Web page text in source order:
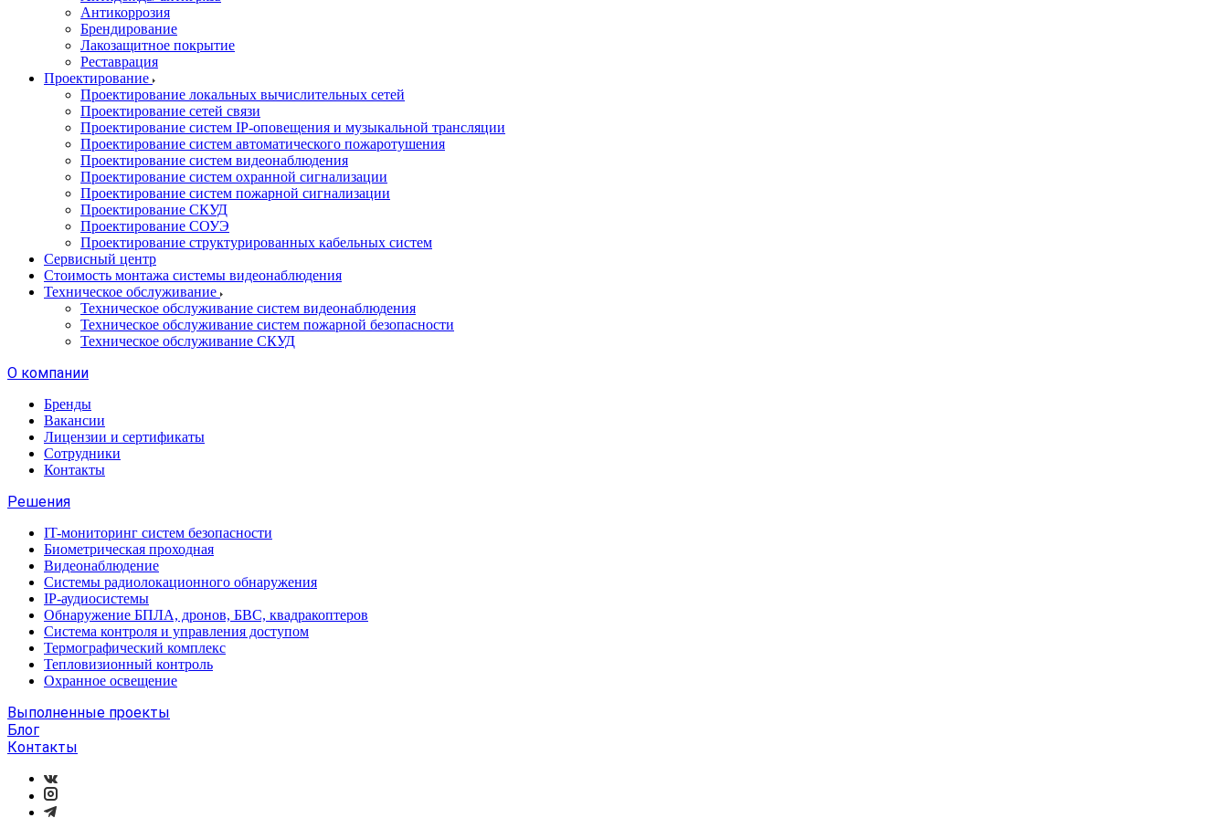
Антикоррозия
Брендирование
Лакозащитное покрытие
Реставрация
Проектирование
Проектирование локальных вычислительных сетей
Проектирование сетей связи
Проектирование систем IP-оповещения и музыкальной трансляции
Проектирование систем автоматического пожаротушения
Проектирование систем видеонаблюдения
Проектирование систем охранной сигнализации
Проектирование систем пожарной сигнализации
Проектирование СКУД
Проектирование СОУЭ
Проектирование структурированных кабельных систем
Сервисный центр
Стоимость монтажа системы видеонаблюдения
Техническое обслуживание
Техническое обслуживание систем видеонаблюдения
Техническое обслуживание систем пожарной безопасности
Техническое обслуживание СКУД
О компании
Бренды
Вакансии
Лицензии и сертификаты
Сотрудники
Контакты
Решения
IT-мониторинг систем безопасности
Биометрическая проходная
Видеонаблюдение
Системы радиолокационного обнаружения
IP-аудиосистемы
Обнаружение БПЛА, дронов, БВС, квадракоптеров
Система контроля и управления доступом
Термографический комплекс
Тепловизионный контроль
Охранное освещение
Выполненные проекты
Блог
Контакты